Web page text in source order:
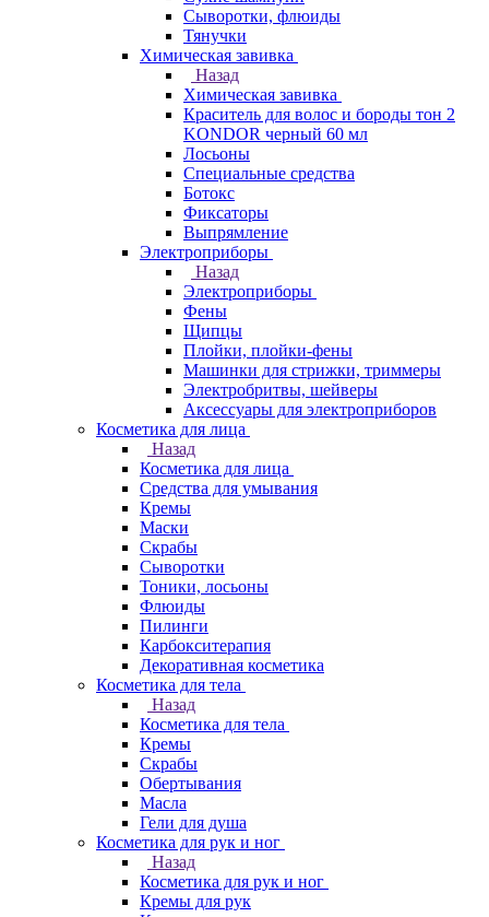
Сыворотки, флюиды
Тянучки
Химическая завивка
Назад
Химическая завивка
Краситель для волос и бороды тон 2
KONDOR черный 60 мл
Лосьоны
Специальные средства
Ботокс
Фиксаторы
Выпрямление
Электроприборы
Назад
Электроприборы
Фены
Щипцы
Плойки, плойки-фены
Машинки для стрижки, триммеры
Электробритвы, шейверы
Аксессуары для электроприборов
Косметика для лица
Назад
Косметика для лица
Средства для умывания
Кремы
Маски
Скрабы
Сыворотки
Тоники, лосьоны
Флюиды
Пилинги
Карбокситерапия
Декоративная косметика
Косметика для тела
Назад
Косметика для тела
Кремы
Скрабы
Обертывания
Масла
Гели для душа
Косметика для рук и ног
Назад
Косметика для рук и ног
Кремы для рук